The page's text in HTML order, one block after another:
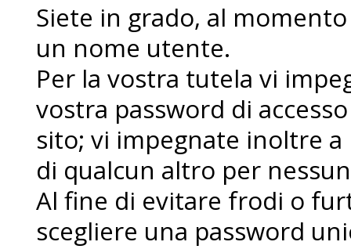
Siete in grado, al
un nome utente.
Per la vostra tutela vi
vostra password di
sito; vi impegnate inoltre
di qualcun altro per
Al fine di evitare frodi o
scegliere una password